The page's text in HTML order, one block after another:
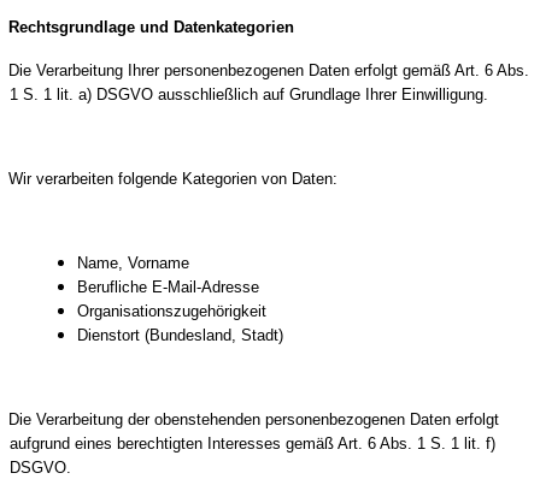
Rechtsgrundlage und Datenkategorien
Die Verarbeitung Ihrer personenbezogenen Daten erfolgt gemäß Art. 6 Abs.
1 S. 1 lit. a) DSGVO ausschließlich auf Grundlage Ihrer Einwilligung.
Wir verarbeiten folgende Kategorien von Daten:
Name, Vorname
Berufliche E-Mail-Adresse
Organisationszugehörigkeit
Dienstort (Bundesland, Stadt)
Die Verarbeitung der obenstehenden personenbezogenen Daten erfolgt
aufgrund eines berechtigten Interesses gemäß Art. 6 Abs. 1 S. 1 lit. f)
DSGVO.